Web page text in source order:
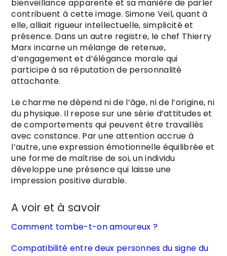
bienveillance apparente et sa manière de parler
contribuent à cette image. Simone Veil, quant à
elle, alliait rigueur intellectuelle, simplicité et
présence. Dans un autre registre, le chef Thierry
Marx incarne un mélange de retenue,
d’engagement et d’élégance morale qui
participe à sa réputation de personnalité
attachante.
Le charme ne dépend ni de l’âge, ni de l’origine, ni
du physique. Il repose sur une série d’attitudes et
de comportements qui peuvent être travaillés
avec constance. Par une attention accrue à
l’autre, une expression émotionnelle équilibrée et
une forme de maîtrise de soi, un individu
développe une présence qui laisse une
impression positive durable.
A voir et à savoir
Comment tombe-t-on amoureux ?
Compatibilité entre deux personnes du signe du